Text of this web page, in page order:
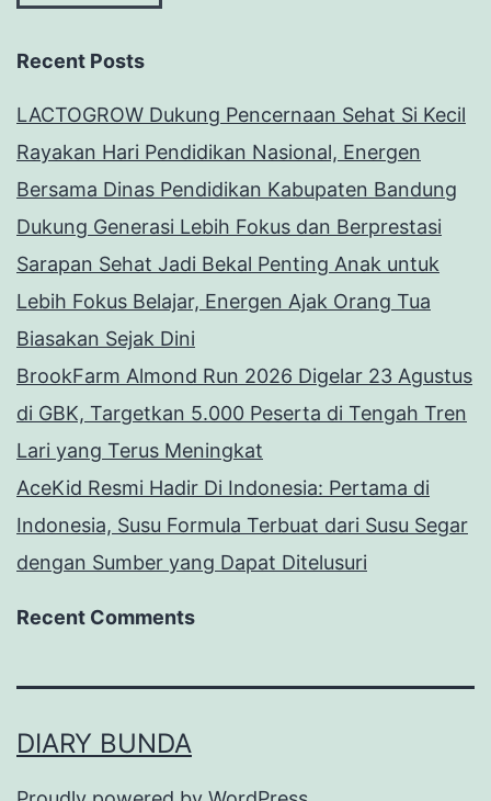
Recent Posts
LACTOGROW Dukung Pencernaan Sehat Si Kecil
Rayakan Hari Pendidikan Nasional, Energen
Bersama Dinas Pendidikan Kabupaten Bandung
Dukung Generasi Lebih Fokus dan Berprestasi
Sarapan Sehat Jadi Bekal Penting Anak untuk
Lebih Fokus Belajar, Energen Ajak Orang Tua
Biasakan Sejak Dini
BrookFarm Almond Run 2026 Digelar 23 Agustus
di GBK, Targetkan 5.000 Peserta di Tengah Tren
Lari yang Terus Meningkat
AceKid Resmi Hadir Di Indonesia: Pertama di
Indonesia, Susu Formula Terbuat dari Susu Segar
dengan Sumber yang Dapat Ditelusuri
Recent Comments
DIARY BUNDA